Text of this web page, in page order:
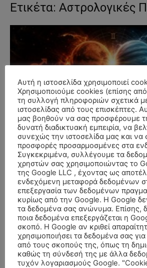
Ετικέτα: Αστρολογικές
Αστρολογικά δρώμενα
Η Σύνοδος Άρη–Ουρανού
(4 Ιουλίου 2026)
Τι έγραφε το myHoroscope για τον
Πολύ πριν από τη σύνοδο του Ιουλίου 2026,
δημοσιεύσει ένα εκτενές άρθρο...
Σας αρέσει η δουλειά μας, υποστηρίξτε
Αυτή η ιστοσελίδα χρησιμοποιεί
Χρησιμοποιούμε cookies (επίσης από
τη συλλογή πληροφοριών σχετικά
ιστοσελίδας από τους επισκέπτες.
μας βοηθούν να σας προσφέρουμε
δυνατή διαδικτυακή εμπειρία, να
συνεχώς την ιστοσελίδα μας και να
προσφορές προσαρμοσμένες στα
Συγκεκριμένα, συλλέγουμε τα
χρηστών σας χρησιμοποιώντας το
της Google LLC , έχοντας ως
ενδεχόμενη μεταφορά δεδομένων
επεξεργασία των δεδομένων
κυρίως από την Google. Η Google
τα δεδομένα σας ανώνυμα. Επίσης,
ποια δεδομένα επεξεργάζεται η
σκοπό. Η Google αν κριθεί
χρησιμοποιήσει τα δεδομένα σας
από τους σκοπούς της, όπως τη
καθώς τη σύνδεσή της με άλλα
τυχόν λογαριασμούς Google.